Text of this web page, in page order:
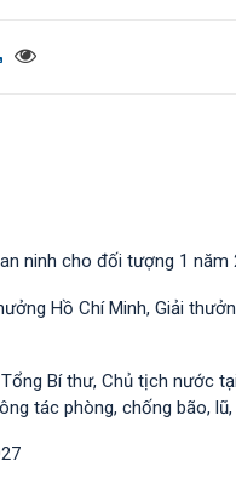
ninh cho đối tượng 1 năm
Hồ Chí Minh, Giải
Bí thư, Chủ tịch nước
tác phòng, chống bão,